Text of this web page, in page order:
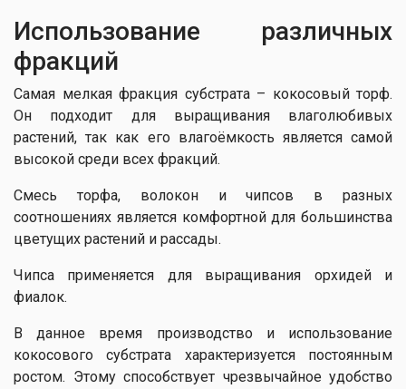
Использование различных
фракций
Самая мелкая фракция субстрата – кокосовый торф.
Он подходит для выращивания влаголюбивых
растений, так как его влагоёмкость является самой
высокой среди всех фракций.
Смесь торфа, волокон и чипсов в разных
соотношениях является комфортной для большинства
цветущих растений и рассады.
Чипса применяется для выращивания орхидей и
фиалок.
В данное время производство и использование
кокосового субстрата характеризуется постоянным
ростом. Этому способствует чрезвычайное удобство